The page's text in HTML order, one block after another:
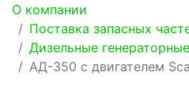
О компании
Поставка запасных
Дизельные
АД-350 с двигателем